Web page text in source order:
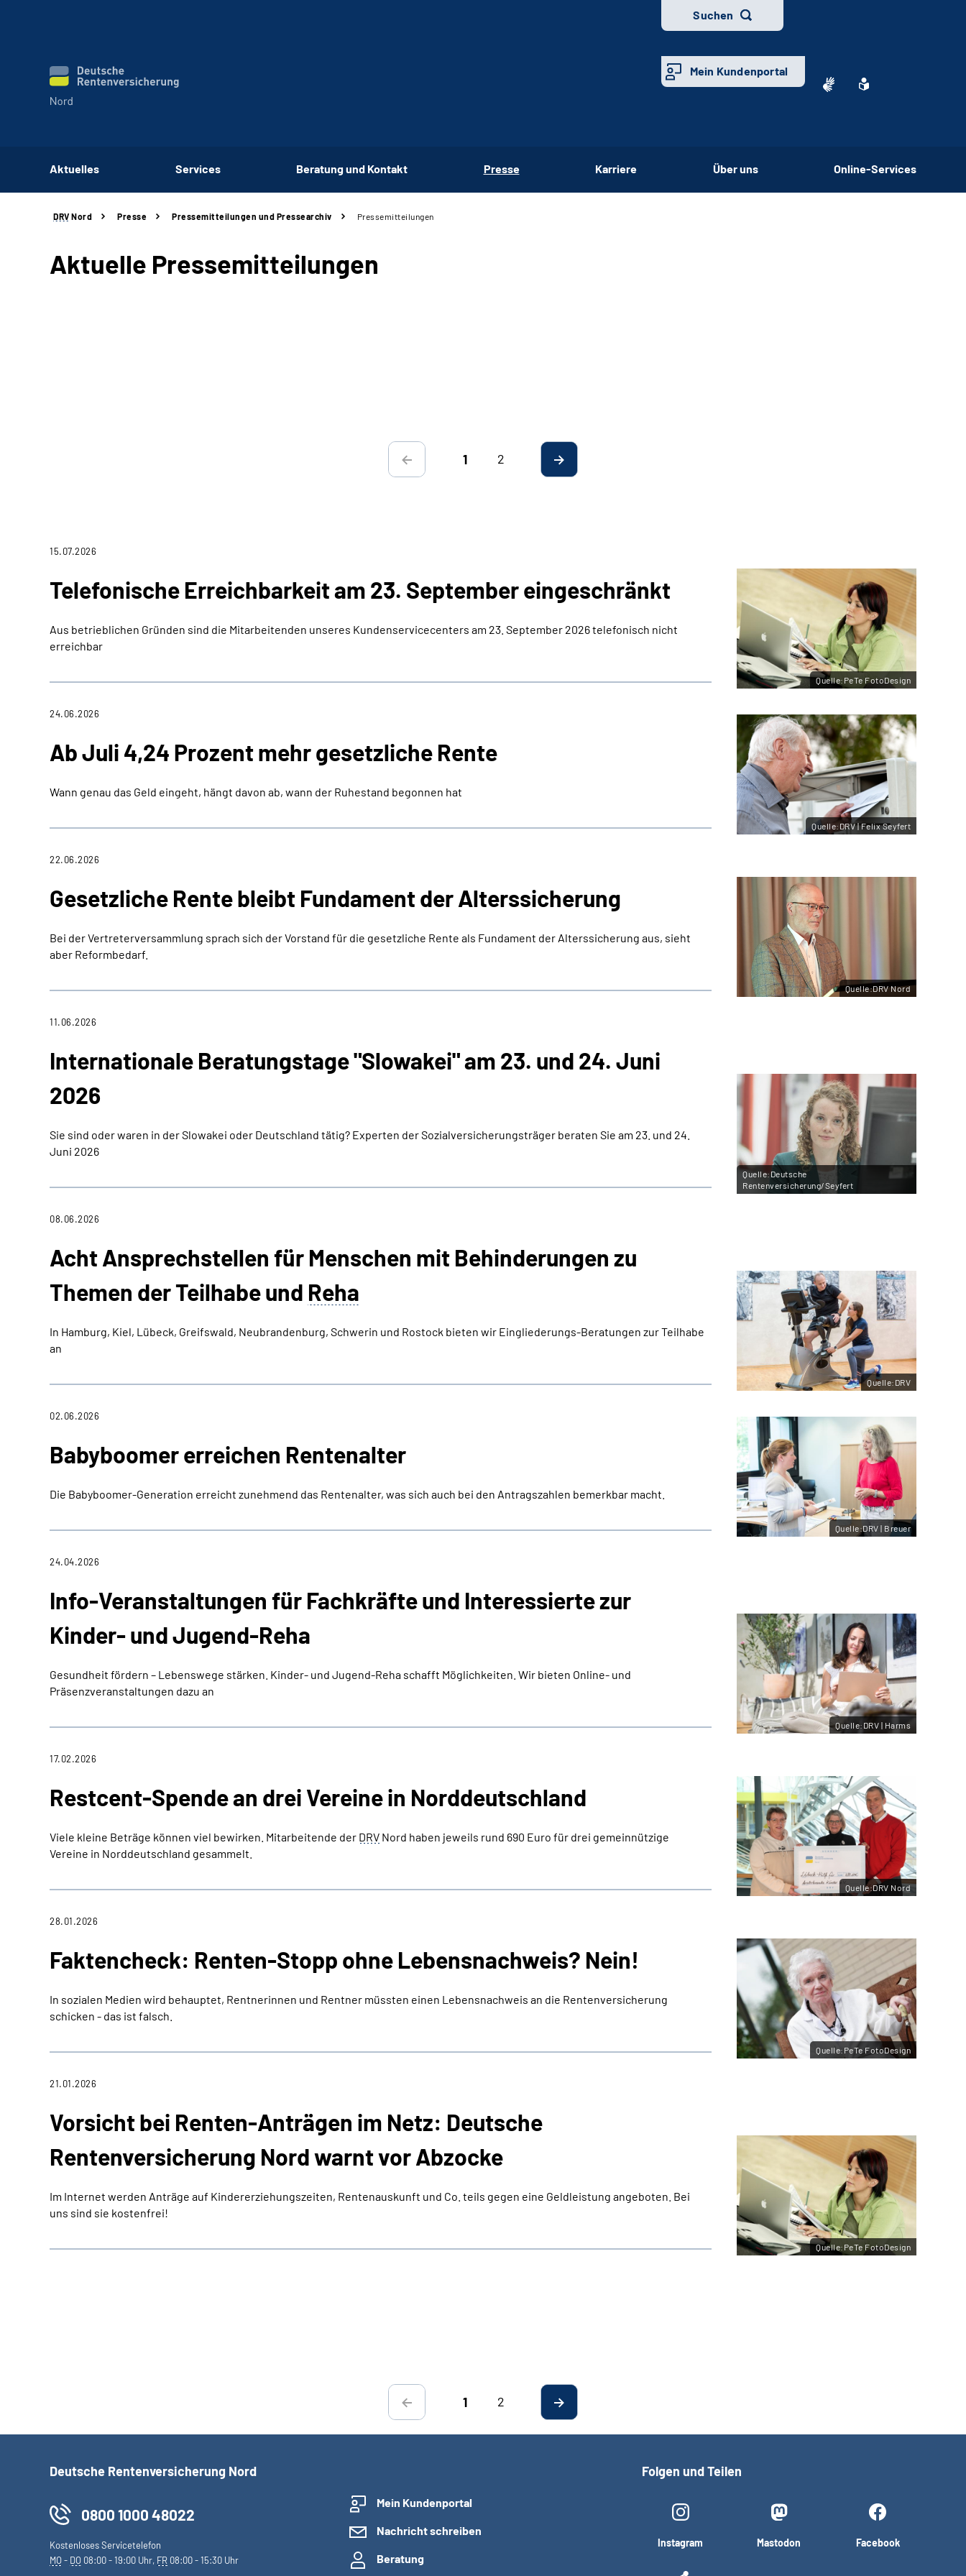
Suchen
Mein Kundenportal
Aktuelles Services Beratung und Kontakt Presse Karriere Über uns Online-Services
DRV Nord Presse Pressemitteilungen und Pressearchiv Pressemitteilungen
Aktuelle Pressemitteilungen
1 2
Telefonische Erreichbarkeit am 23. September eingeschränkt
15.07.2026
Aus betrieblichen Gründen sind die Mitarbeitenden unseres Kundenservicecenters am 23. September 2026 telefonisch nicht
erreichbar
Quelle:PeTe FotoDesign
Ab Juli 4,24 Prozent mehr gesetzliche Rente
24.06.2026
Wann genau das Geld eingeht, hängt davon ab, wann der Ruhestand begonnen hat
Quelle:DRV | Felix Seyfert
Gesetzliche Rente bleibt Fundament der Alterssicherung
22.06.2026
Bei der Vertreterversammlung sprach sich der Vorstand für die gesetzliche Rente als Fundament der Alterssicherung aus, sieht
aber Reformbedarf.
Quelle:DRV Nord
Internationale Beratungstage "Slowakei" am 23. und 24. Juni
2026
11.06.2026
Sie sind oder waren in der Slowakei oder Deutschland tätig? Experten der Sozialversicherungsträger beraten Sie am 23. und 24.
Juni 2026
Quelle:Deutsche
Rentenversicherung/Seyfert
Acht Ansprechstellen für Menschen mit Behinderungen zu
Themen der Teilhabe und Reha
08.06.2026
In Hamburg, Kiel, Lübeck, Greifswald, Neubrandenburg, Schwerin und Rostock bieten wir Eingliederungs-Beratungen zur Teilhabe
an
Quelle:DRV
Babyboomer erreichen Rentenalter
02.06.2026
Die Babyboomer-Generation erreicht zunehmend das Rentenalter, was sich auch bei den Antragszahlen bemerkbar macht.
Quelle:DRV | Breuer
Info-Veranstaltungen für Fachkräfte und Interessierte zur
Kinder- und Jugend-Reha
24.04.2026
Gesundheit fördern – Lebenswege stärken. Kinder- und Jugend-Reha schafft Möglichkeiten. Wir bieten Online- und
Präsenzveranstaltungen dazu an
Quelle:DRV | Harms
Restcent-Spende an drei Vereine in Norddeutschland
17.02.2026
Viele kleine Beträge können viel bewirken. Mitarbeitende der DRV Nord haben jeweils rund 690 Euro für drei gemeinnützige
Vereine in Norddeutschland gesammelt.
Quelle:DRV Nord
Faktencheck: Renten-Stopp ohne Lebensnachweis? Nein!
28.01.2026
In sozialen Medien wird behauptet, Rentnerinnen und Rentner müssten einen Lebensnachweis an die Rentenversicherung
schicken - das ist falsch.
Quelle:PeTe FotoDesign
Vorsicht bei Renten-Anträgen im Netz: Deutsche
Rentenversicherung Nord warnt vor Abzocke
21.01.2026
Im Internet werden Anträge auf Kindererziehungszeiten, Rentenauskunft und Co. teils gegen eine Geldleistung angeboten. Bei
uns sind sie kostenfrei!
Quelle:PeTe FotoDesign
1 2
Deutsche Rentenversicherung Nord
0800 1000 48022
Kostenloses Servicetelefon
MO- DO 08:00 - 19:00 Uhr, FR 08:00 - 15:30 Uhr
Mein Kundenportal
Nachricht schreiben
Beratung
Folgen und Teilen
Instagram Mastodon Facebook